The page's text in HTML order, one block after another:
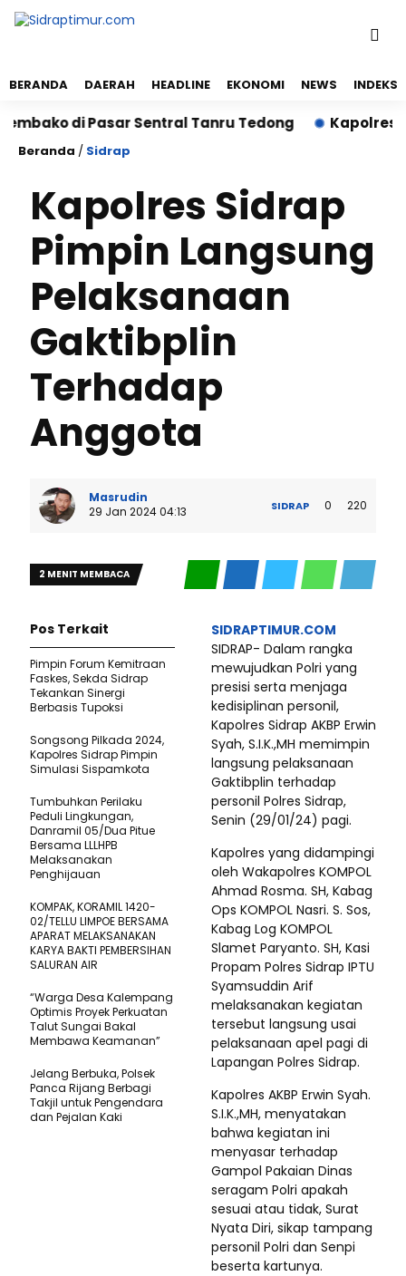
BERANDA DAERAH HEADLINE EKONOMI NEWS INDEKS
di Pasar Sentral Tanru Tedong Kapolres Sidrap
Beranda / Sidrap
Kapolres Sidrap
Pimpin Langsung
Pelaksanaan
Gaktibplin
Terhadap
Anggota
Masrudin
29 Jan 2024 04:13
SIDRAP 0 220
2 MENIT MEMBACA
SIDRAPTIMUR.COM
SIDRAP- Dalam rangka
mewujudkan Polri yang
presisi serta menjaga
kedisiplinan personil,
Kapolres Sidrap AKBP Erwin
Syah, S.I.K.,MH memimpin
langsung pelaksanaan
Gaktibplin terhadap
personil Polres Sidrap,
Senin (29/01/24) pagi.
Kapolres yang didampingi
oleh Wakapolres KOMPOL
Ahmad Rosma. SH, Kabag
Ops KOMPOL Nasri. S. Sos,
Kabag Log KOMPOL
Slamet Paryanto. SH, Kasi
Propam Polres Sidrap IPTU
Syamsuddin Arif
melaksanakan kegiatan
tersebut langsung usai
pelaksanaan apel pagi di
Lapangan Polres Sidrap.
Kapolres AKBP Erwin Syah.
S.I.K.,MH, menyatakan
bahwa kegiatan ini
menyasar terhadap
Gampol Pakaian Dinas
seragam Polri apakah
sesuai atau tidak, Surat
Nyata Diri, sikap tampang
personil Polri dan Senpi
beserta kartunya.
Pos Terkait
Pimpin Forum Kemitraan
Faskes, Sekda Sidrap
Tekankan Sinergi
Berbasis Tupoksi
Songsong Pilkada 2024,
Kapolres Sidrap Pimpin
Simulasi Sispamkota
Tumbuhkan Perilaku
Peduli Lingkungan,
Danramil 05/Dua Pitue
Bersama LLLHPB
Melaksanakan
Penghijauan
KOMPAK, KORAMIL 1420-
02/TELLU LIMPOE BERSAMA
APARAT MELAKSANAKAN
KARYA BAKTI PEMBERSIHAN
SALURAN AIR
“Warga Desa Kalempang
Optimis Proyek Perkuatan
Talut Sungai Bakal
Membawa Keamanan”
Jelang Berbuka, Polsek
Panca Rijang Berbagi
Takjil untuk Pengendara
dan Pejalan Kaki